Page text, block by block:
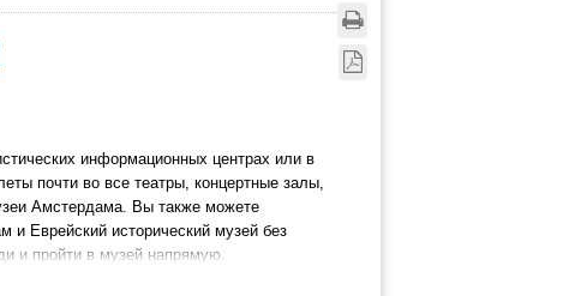
информационных центрах или в
почти во все театры, концертные залы,
Амстердама. Вы также можете
и Еврейский исторический музей без
и пройти в музей напрямую.